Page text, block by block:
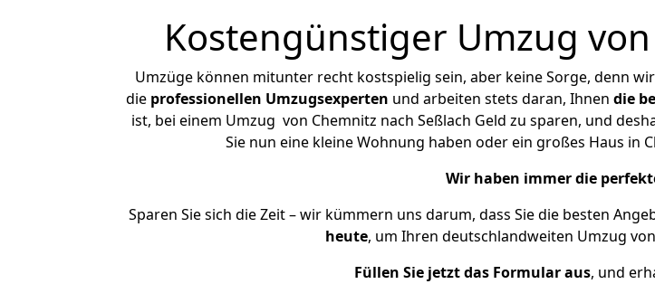
Kostengünstiger Umzug
Umzüge können mitunter recht kostspielig sein, aber keine Sorge, denn
die professionellen Umzugsexperten und arbeiten stets daran, Ihnen die
ist, bei einem Umzug von Chemnitz nach Seßlach Geld zu sparen, und
Sie nun eine kleine Wohnung haben oder ein großes Haus in
Wir haben immer die
Sparen Sie sich die Zeit – wir kümmern uns darum, dass Sie die besten
heute, um Ihren deutschlandweiten Umzug
Füllen Sie jetzt das Formular aus, und